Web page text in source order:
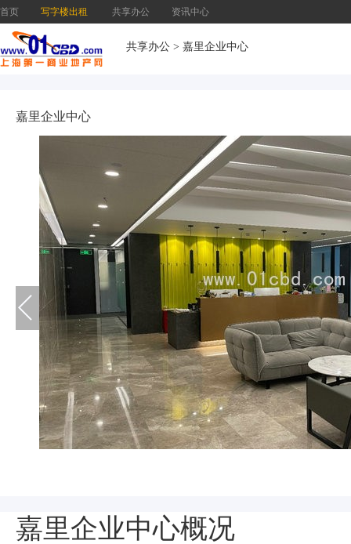
首页 写字楼出租 共享办公 资讯中心
共享办公 > 嘉里企业中心
嘉里企业中心
嘉里企业中心概况